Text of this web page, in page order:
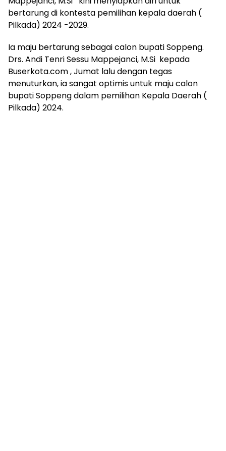
bertarung di kontesta pemilihan kepala daerah (
Pilkada) 2024 -2029.
Ia maju bertarung sebagai calon bupati Soppeng.
Drs. Andi Tenri Sessu Mappejanci, M.Si kepada
Buserkota.com , Jumat lalu dengan tegas
menuturkan, ia sangat optimis untuk maju calon
bupati Soppeng dalam pemilihan Kepala Daerah (
Pilkada) 2024.